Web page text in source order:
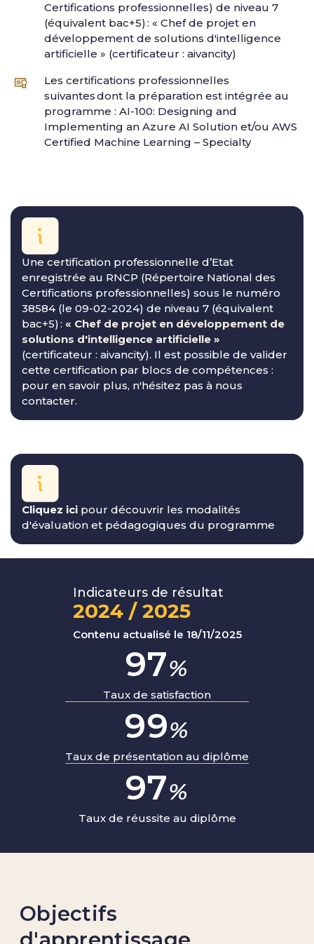
Certifications professionnelles) de niveau 7
(équivalent bac+5) : « Chef de projet en
développement de solutions d'intelligence
artificielle » (certificateur : aivancity)
Les certifications professionnelles
suivantes dont la préparation est intégrée au
programme : AI-100: Designing and
Implementing an Azure AI Solution et/ou AWS
Certified Machine Learning – Specialty
Une certification professionnelle d’Etat
enregistrée au RNCP (Répertoire National des
Certifications professionnelles) sous le numéro
38584 (le 09-02-2024) de niveau 7 (équivalent
bac+5) : « Chef de projet en développement de
solutions d'intelligence artificielle »
(certificateur : aivancity). Il est possible de valider
cette certification par blocs de compétences :
pour en savoir plus, n'hésitez pas à nous
contacter.
Cliquez ici pour découvrir les modalités
d'évaluation et pédagogiques du programme
Indicateurs de résultat
2024 / 2025
Contenu actualisé le 18/11/2025
98%
Taux de satisfaction
100%
Taux de présentation au diplôme
100%
Taux de réussite au diplôme
Objectifs